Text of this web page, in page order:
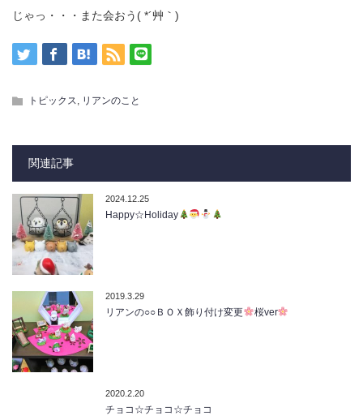
じゃっ・・・また会おう( *´艸｀)
トピックス リアンのこと
関連記事
2024.12.25
Happy☆Holiday
2019.3.29
リアンの○○ＢＯＸ飾り付け変更 桜ver
2020.2.20
チョコ☆チョコ☆チョコ